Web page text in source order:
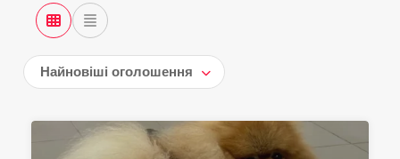
Найновіші оголошення